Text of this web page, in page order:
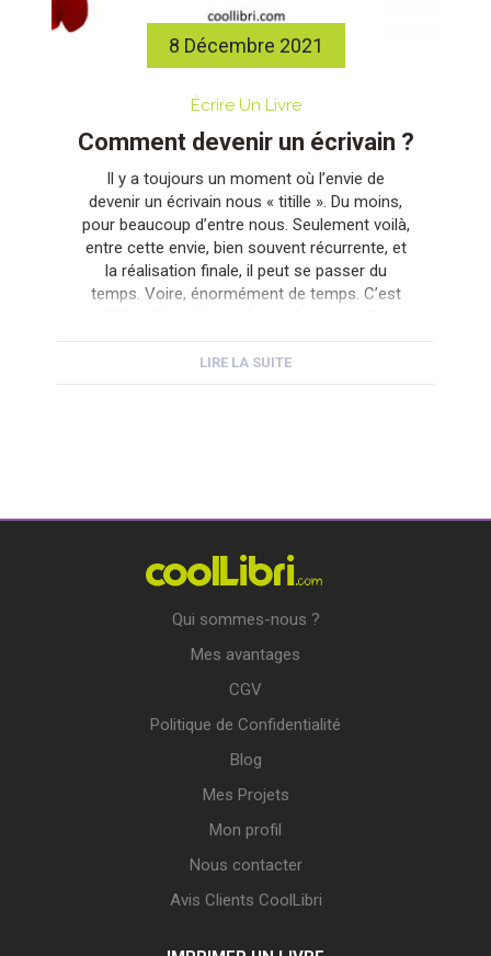
8 Décembre 2021
Écrire Un Livre
Comment devenir un écrivain ?
Il y a toujours un moment où l’envie de
devenir un écrivain nous « titille ». Du moins,
pour beaucoup d’entre nous. Seulement voilà,
entre cette envie, bien souvent récurrente, et
la réalisation finale, il peut se passer du
temps. Voire, énormément de temps. C’est
LIRE LA SUITE
Qui sommes-nous ?
Mes avantages
CGV
Politique de Confidentialité
Blog
Mes Projets
Mon profil
Nous contacter
Avis Clients CoolLibri